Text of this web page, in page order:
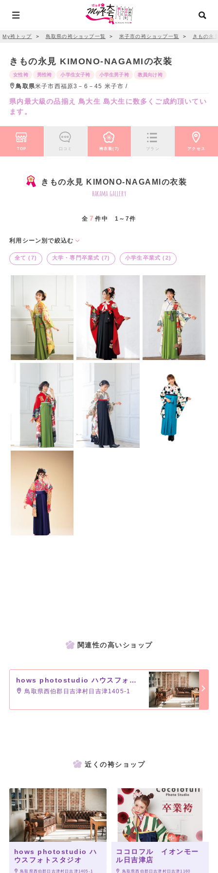
My袴トップ ＞ 鳥取県の袴ショップ一覧 ＞ 米子市の袴ショップ一覧 ＞ きもの永
きもの永見 KIMONO‐NAGAMIの衣装
女性袴 男性袴 小学生女子袴 小学生男子袴 教員向け袴
鳥取県米子市西福原3－6－45 米子市 /
県内最大級の品揃え 鳥大生 島大生に数多くご成約頂いてい
ます。
TOP 口コミ 袴衣装(7) プラン アクセス
きもの永見 KIMONO‐NAGAMIの衣装
hakama gallery
全 7 件中 1～7件
利用シーン別で絞込む
全て (7) 大学・専門卒業式 (7) 小学生卒業式 (2)
関連性の高いショップ
hows photostudio ハウスフォトスタジオ
鳥取県西伯郡日吉津村日吉津1405-1
近くの袴ショップ
hows photostudio ハ
ウスフォトスタジオ
鳥取県西伯郡日吉津村日吉津1405-1
ココロフル イオンモー
ル日吉津店
鳥取県西伯郡日吉津村日吉津1160